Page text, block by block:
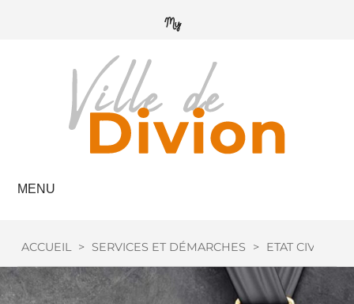
MENU
ACCUEIL > SERVICES ET DÉMARCHES > ETAT CIVIL